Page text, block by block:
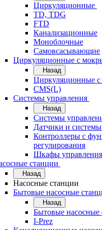
Циркуляционные
TD, TDG
FTD
Канализационные
Моноблочные
Самовсасывающие
Циркуляционные с
Назад
Циркуляционные
CMS(L)
Системы управления
Назад
Системы
Датчики и
Контроллеры с
регулирования
Шкафы управления
станции
Назад
Насосные станции
Бытовые насосные
Назад
Бытовые насосные
I-Prez